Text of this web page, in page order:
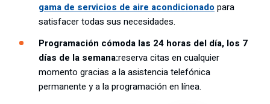
gama de servicios de aire acondicionado para
satisfacer todas sus necesidades.
Programación cómoda las 24 horas del día, los 7
días de la semana:reserva citas en cualquier
momento gracias a la asistencia telefónica
permanente y a la programación en línea.